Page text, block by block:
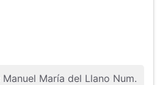
Manuel María del Llano Num.